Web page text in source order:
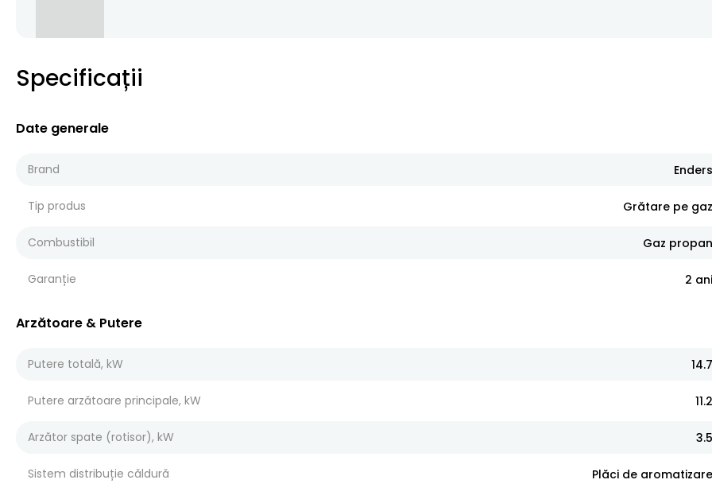
Specificații
Date generale
Brand Enders
Tip produs Grătare pe gaz
Combustibil Gaz propan
Garanție 2 ani
Arzătoare & Putere
Putere totală, kW 14.7
Putere arzătoare principale, kW 11.2
Arzător spate (rotisor), kW 3.5
Sistem distribuție căldură Plăci de aromatizare